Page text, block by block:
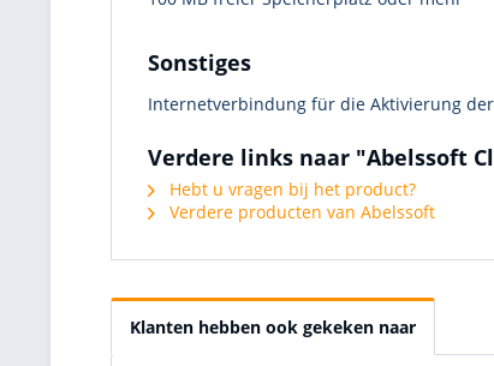
Sonstiges
Internetverbindung für die Aktivierung
Verdere links naar "Abelssoft
Hebt u vragen bij het product?
Verdere producten van Abelssoft
Klanten hebben ook gekeken naar